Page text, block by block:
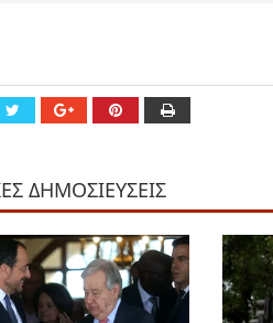
ΔΗΜΟΣΙΕΥΣΕΙΣ